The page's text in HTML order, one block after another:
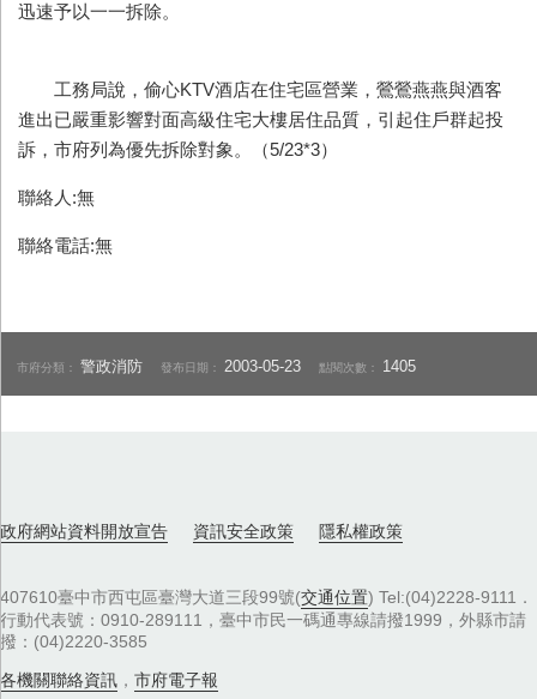
迅速予以一一拆除。
工務局說，偷心KTV酒店在住宅區營業，鶯鶯燕燕與酒客
進出已嚴重影響對面高級住宅大樓居住品質，引起住戶群起投
訴，市府列為優先拆除對象。（5/23*3）
聯絡人:無
聯絡電話:無
市府分類：警政消防 發布日期： 2003-05-23 點閱次數： 1405
政府網站資料開放宣告 資訊安全政策 隱私權政策
407610臺中市西屯區臺灣大道三段99號(交通位置) Tel:(04)2228-9111．
行動代表號：0910-289111，臺中市民一碼通專線請撥1999，外縣市請
撥：(04)2220-3585
各機關聯絡資訊 ， 市府電子報